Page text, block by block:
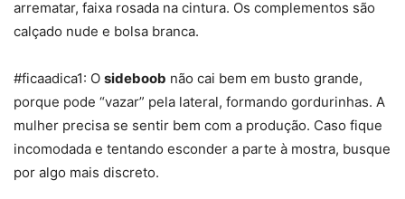
arrematar, faixa rosada na cintura. Os complementos são
calçado nude e bolsa branca.
#ficaadica1: O sideboob não cai bem em busto grande,
porque pode “vazar” pela lateral, formando gordurinhas. A
mulher precisa se sentir bem com a produção. Caso fique
incomodada e tentando esconder a parte à mostra, busque
por algo mais discreto.